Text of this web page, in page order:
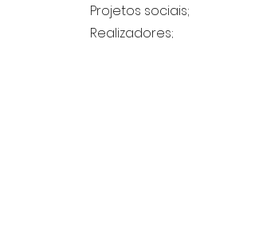
Projetos sociais;
Realizadores;